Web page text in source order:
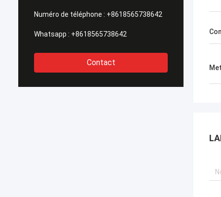
Numéro de téléphone : +8618565738642
Whatsapp : +8618565738642
Contact